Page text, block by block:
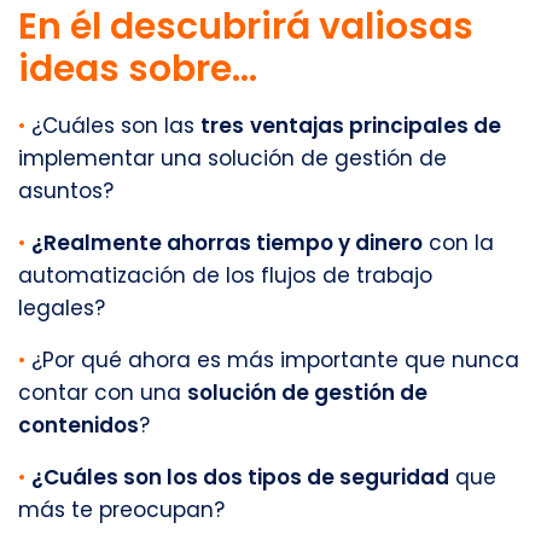
En él descubrirá valiosas
ideas sobre...
• ¿Cuáles son las tres ventajas principales de
implementar una solución de gestión de
asuntos?
• ¿Realmente ahorras tiempo y dinero con la
automatización de los flujos de trabajo
legales?
• ¿Por qué ahora es más importante que nunca
contar con una solución de gestión de
contenidos?
• ¿Cuáles son los dos tipos de seguridad que
más te preocupan?